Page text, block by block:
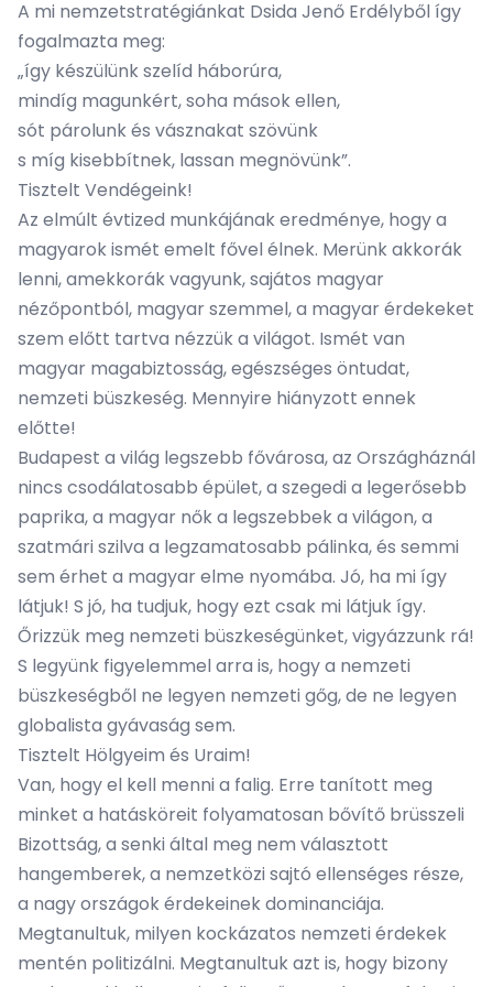
A mi nemzetstratégiánkat Dsida Jenő Erdélyből így
fogalmazta meg:
„így készülünk szelíd háborúra,
mindíg magunkért, soha mások ellen,
sót párolunk és vásznakat szövünk
s míg kisebbítnek, lassan megnövünk”.
Tisztelt Vendégeink!
Az elmúlt évtized munkájának eredménye, hogy a
magyarok ismét emelt fővel élnek. Merünk akkorák
lenni, amekkorák vagyunk, sajátos magyar
nézőpontból, magyar szemmel, a magyar érdekeket
szem előtt tartva nézzük a világot. Ismét van
magyar magabiztosság, egészséges öntudat,
nemzeti büszkeség. Mennyire hiányzott ennek
előtte!
Budapest a világ legszebb fővárosa, az Országháznál
nincs csodálatosabb épület, a szegedi a legerősebb
paprika, a magyar nők a legszebbek a világon, a
szatmári szilva a legzamatosabb pálinka, és semmi
sem érhet a magyar elme nyomába. Jó, ha mi így
látjuk! S jó, ha tudjuk, hogy ezt csak mi látjuk így.
Őrizzük meg nemzeti büszkeségünket, vigyázzunk rá!
S legyünk figyelemmel arra is, hogy a nemzeti
büszkeségből ne legyen nemzeti gőg, de ne legyen
globalista gyávaság sem.
Tisztelt Hölgyeim és Uraim!
Van, hogy el kell menni a falig. Erre tanított meg
minket a hatásköreit folyamatosan bővítő brüsszeli
Bizottság, a senki által meg nem választott
hangemberek, a nemzetközi sajtó ellenséges része,
a nagy országok érdekeinek dominanciája.
Megtanultuk, milyen kockázatos nemzeti érdekek
mentén politizálni. Megtanultuk azt is, hogy bizony